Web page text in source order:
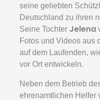
seine geliebten
Deutschland zu ihren
Seine Tochter Jelena
Fotos und Videos aus
auf dem Laufenden,
vor Ort entwickeln.
Neben dem Betrieb
ehrenamtlichen Helfer